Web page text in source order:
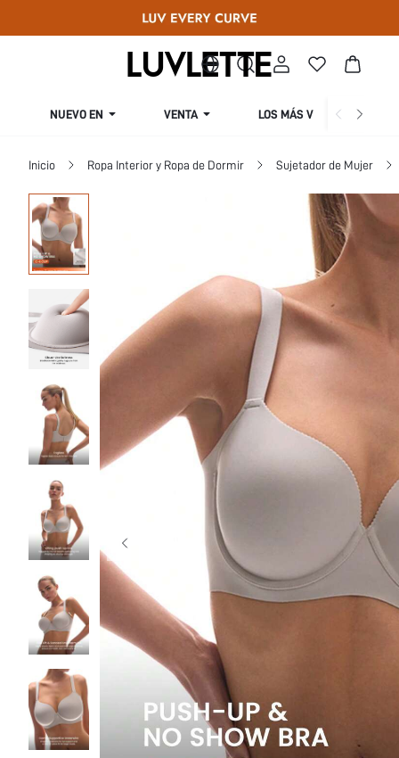
NUEVO EN VENTA LOS MÁS VENDIDOS
Inicio Ropa Interior y Ropa de Dormir Sujetador de Mujer